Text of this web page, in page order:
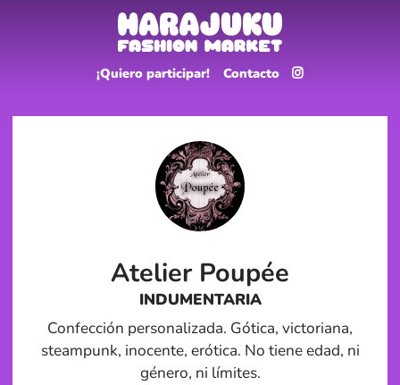
¡Quiero participar! Contacto
Atelier Poupée
INDUMENTARIA
Confección personalizada. Gótica, victoriana,
steampunk, inocente, erótica. No tiene edad, ni
género, ni límites.